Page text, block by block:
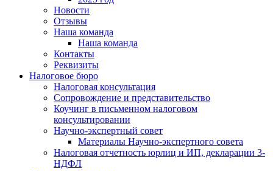
Новости
Отзывы
Наша команда
Наша команда
Контакты
Реквизиты
Налоговое бюро
Налоговая консультация
Cопровождение и представительство
Коучинг в письменном налоговом
консультировании
Научно-экспертный совет
Материалы Научно-экспертного совета
Налоговая отчетность юрлиц и ИП, декларации 3-
НДФЛ